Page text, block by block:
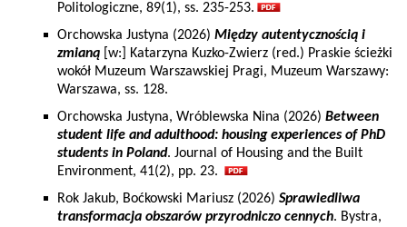
Politologiczne, 89(1), ss. 235-253.
Orchowska Justyna (2026) Między autentycznością i
zmianą [w:] Katarzyna Kuzko-Zwierz (red.) Praskie ścieżki
wokół Muzeum Warszawskiej Pragi, Muzeum Warszawy:
Warszawa, ss. 128.
Orchowska Justyna, Wróblewska Nina (2026) Between
student life and adulthood: housing experiences of PhD
students in Poland. Journal of Housing and the Built
Environment, 41(2), pp. 23.
Rok Jakub, Boćkowski Mariusz (2026) Sprawiedliwa
transformacja obszarów przyrodniczo cennych. Bystra,